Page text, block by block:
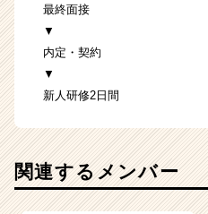
最終面接
▼
内定・契約
▼
新人研修2日間
関連するメンバー